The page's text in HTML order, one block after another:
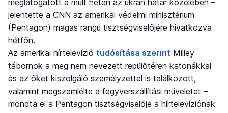
jelentette a CNN az amerikai védelmi minisztérium
(Pentagon) magas rangú tisztségviselőjére hivatkozva
hétfőn.
Az amerikai hírtelevízió tudósítása szerint Milley
tábornok a meg nem nevezett repülőtéren katonákkal
és az őket kiszolgáló személyzettel is találkozott,
valamint megszemlélte a fegyverszállítási műveletet –
mondta el a Pentagon tisztségviselője a hírtelevíziónak